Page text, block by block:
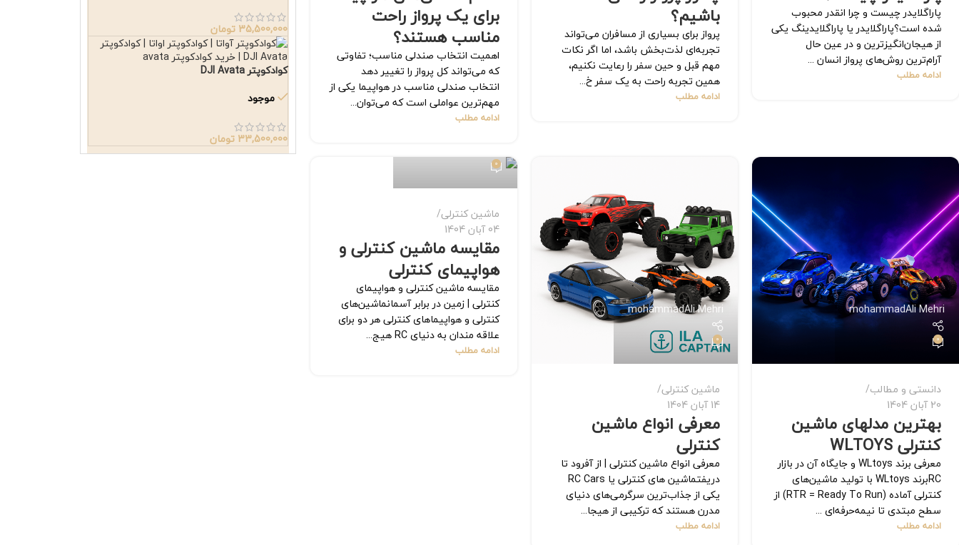
پاراگلایدر چیست و چرا انقدر محبوب
شده است؟پاراگلایدر یا پاراگلایدینگ یکی
از هیجان‌انگیزترین و در عین حال
آرام‌ترین روش‌های پرواز انسان ...
ادامه مطلب
باشیم؟
پرواز برای بسیاری از مسافران می‌تواند
تجربه‌ای لذت‌بخش باشد، اما اگر نکات
مهم قبل و حین سفر را رعایت نکنیم،
همین تجربه راحت به یک سفر خ...
ادامه مطلب
برای یک پرواز راحت
مناسب هستند؟
اهمیت انتخاب صندلی مناسب؛ تفاوتی
که می‌تواند کل پرواز را تغییر دهد
انتخاب صندلی مناسب در هواپیما یکی از
مهم‌ترین عواملی است که می‌توان...
ادامه مطلب
mohammadAli Mehri
0
دانستی و مطالب
20 آبان 1404
بهترین مدلهای ماشین
کنترلی WLTOYS
معرفی برند WLtoys و جایگاه آن در بازار
RCبرند WLtoys با تولید ماشین‌های
کنترلی آماده (RTR = Ready To Run) از
سطح مبتدی تا نیمه‌حرفه‌ای ...
ادامه مطلب
mohammadAli Mehri
0
ماشین کنترلی
14 آبان 1404
معرفی انواع ماشین
کنترلی
معرفی انواع ماشین کنترلی | از آفرود تا
دریفتماشین‌ های کنترلی یا RC Cars
یکی از جذاب‌ترین سرگرمی‌های دنیای
مدرن هستند که ترکیبی از هیجا...
ادامه مطلب
0
ماشین کنترلی
04 آبان 1404
مقایسه ماشین کنترلی و
هواپیمای کنترلی
مقایسه ماشین کنترلی و هواپیمای
کنترلی | زمین در برابر آسمانماشین‌های
کنترلی و هواپیماهای کنترلی هر دو برای
علاقه‌ مندان به دنیای RC هیج...
ادامه مطلب
35,500,000 تومان
کوادکوپتر DJI Avata
موجود
33,500,000 تومان